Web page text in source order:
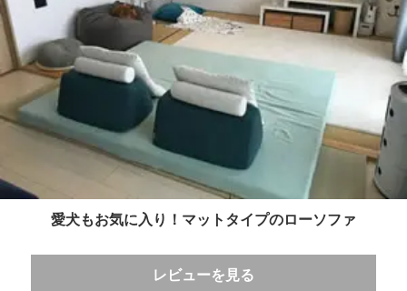
愛犬もお気に入り！マットタイプのローソファ
レビューを見る